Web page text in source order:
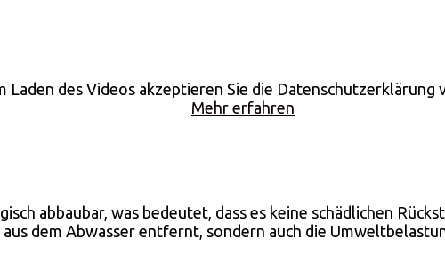
Laden des Videos akzeptieren Sie die Datenschutzerklärung
Mehr erfahren
abbaubar, was bedeutet, dass es keine schädlichen
dem Abwasser entfernt, sondern auch die